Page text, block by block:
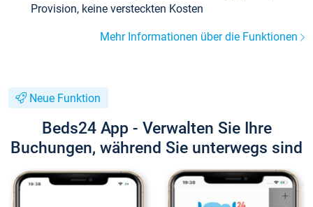
Provision, keine versteckten Kosten
Mehr Informationen über die Funktionen
Neue Funktion
Beds24 App - Verwalten Sie Ihre
Buchungen, während Sie unterwegs sind